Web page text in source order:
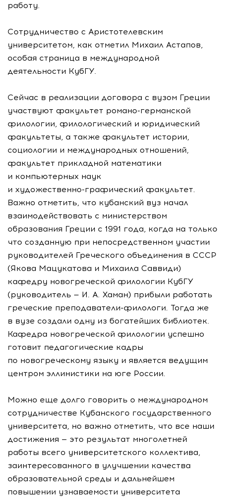
работу.
Сотрудничество с Аристотелевским
университетом, как отметил Михаил Астапов,
особая страница в международной
деятельности КубГУ.
Сейчас в реализации договора с вузом Греции
участвуют факультет романо-германской
филологии, филологический и юридический
факультеты, а также факультет истории,
социологии и международных отношений,
факультет прикладной математики
и компьютерных наук
и художественно-графический факультет.
Важно отметить, что кубанский вуз начал
взаимодействовать с министерством
образования Греции с 1991 года, когда на только
что созданную при непосредственном участии
руководителей Греческого объединения в СССР
(Якова Мацукатова и Михаила Саввиди)
кафедру новогреческой филологии КубГУ
(руководитель — И. А. Хаман) прибыли работать
греческие преподаватели-филологи. Тогда же
в вузе создали одну из богатейших библиотек.
Кафедра новогреческой филологии успешно
готовит педагогические кадры
по новогреческому языку и является ведущим
центром эллинистики на юге России.
Можно еще долго говорить о международном
сотрудничестве Кубанского государственного
университета, но важно отметить, что все наши
достижения — это результат многолетней
работы всего университетского коллектива,
заинтересованного в улучшении качества
образовательной среды и дальнейшем
повышении узнаваемости университета